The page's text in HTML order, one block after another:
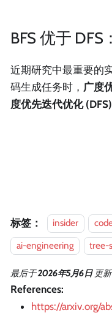
BFS 优于
近期研究中最重要的
码生成任务时， 广度
度优先迭代优化 (DFS)
标签： insider
ai-engineering
tree-
最后于2026年5月6日 更新
References:
https://arxiv.org/